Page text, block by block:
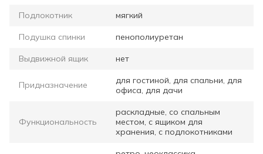
Подлокотник мягкий
Подушка спинки пенополиуретан
Выдвижной ящик нет
Придназначение
для гостиной, для спальни, для
офиса, для дачи
Функциональность
раскладные, со спальным
местом, с ящиком для
хранения, с подлокотниками